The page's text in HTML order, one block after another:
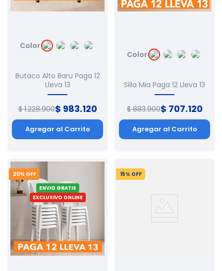
Color
Butaco Alto Baru Paga 12
Lleva 13
$ 1.228.900$ 983.120
Agregar al Carrito
Color
Silla Mia Paga 12 Lleva 13
$ 883.900$ 707.120
Agregar al Carrito
20% OFF
ENVIO GRATIS
EXCLUSIVO ONLINE
15% OFF